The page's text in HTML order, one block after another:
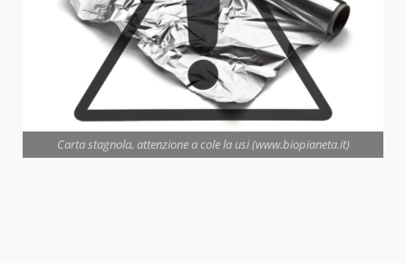
Carta stagnola, attenzione a cole la usi (www.biopianeta.it)